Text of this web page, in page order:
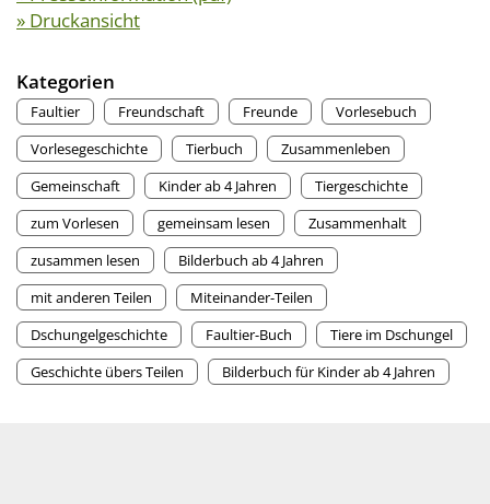
» Druckansicht
Kategorien
Faultier Freundschaft Freunde
Vorlesebuch
Vorlesegeschichte
Tierbuch
Zusammenleben
Gemeinschaft
Kinder ab 4 Jahren
Tiergeschichte
zum Vorlesen
gemeinsam lesen
Zusammenhalt
zusammen lesen
Bilderbuch ab 4 Jahren
mit anderen Teilen
Miteinander-Teilen
Dschungelgeschichte
Faultier-Buch
Tiere im Dschungel
Geschichte übers Teilen
Bilderbuch für Kinder ab 4 Jahren